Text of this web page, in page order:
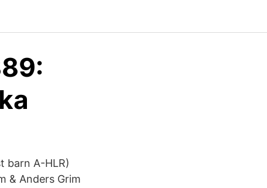
barn A-HLR)
& Anders Grim